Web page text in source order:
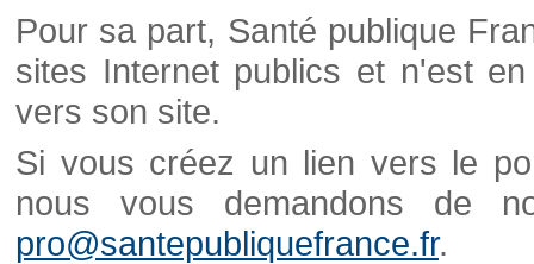
Pour sa part, Santé publique
sites Internet publics et n'est
vers son site.
Si vous créez un lien vers le
nous vous demandons de
pro@santepubliquefrance.fr.